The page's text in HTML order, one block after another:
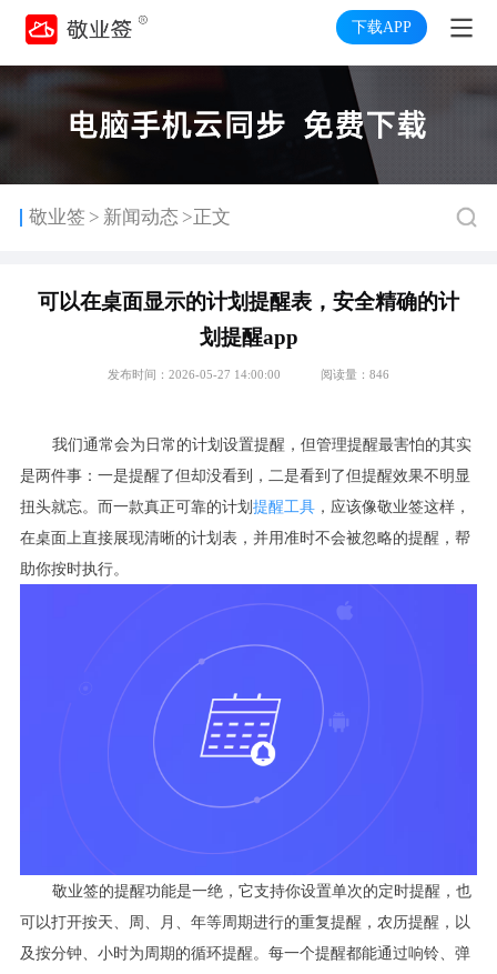
下载APP
敬业签 > 新闻动态 >正文
可以在桌面显示的计划提醒表，安全精确的计
划提醒app
发布时间：2026-05-27 14:00:00 阅读量：846
我们通常会为日常的计划设置提醒，但管理提醒最害怕的其实
是两件事：一是提醒了但却没看到，二是看到了但提醒效果不明显
扭头就忘。而一款真正可靠的计划提醒工具，应该像敬业签这样，
在桌面上直接展现清晰的计划表，并用准时不会被忽略的提醒，帮
助你按时执行。
敬业签的提醒功能是一绝，它支持你设置单次的定时提醒，也
可以打开按天、周、月、年等周期进行的重复提醒，农历提醒，以
及按分钟、小时为周期的循环提醒。每一个提醒都能通过响铃、弹